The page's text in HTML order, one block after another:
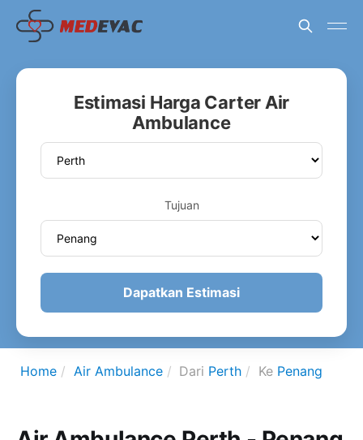
Estimasi Harga Carter Air
Ambulance
Tujuan
Dapatkan Estimasi
Home Air Ambulance Dari Perth Ke Penang